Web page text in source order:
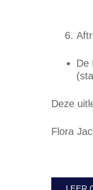
De
Deze
Flora